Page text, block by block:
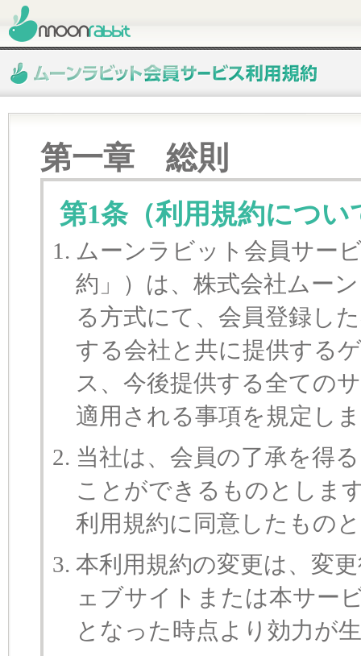
第一章 総則
第1条（利用規約につい
ムーンラビット会員サー
約」）は、株式会社ムー
る方式にて、会員登録し
する会社と共に提供する
ス、今後提供する全ての
適用される事項を規定し
当社は、会員の了承を得
ことができるものとしま
利用規約に同意したもの
本利用規約の変更は、変
ェブサイトまたは本サー
となった時点より効力が